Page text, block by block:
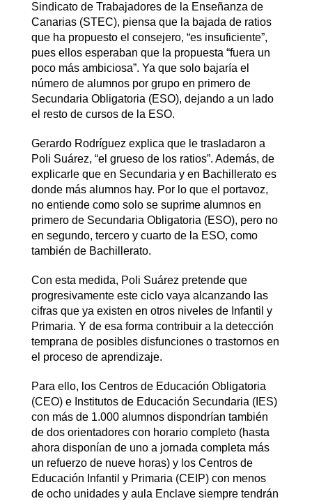
Sindicato de Trabajadores de la Enseñanza de
Canarias (STEC), piensa que la bajada de ratios
que ha propuesto el consejero, “es insuficiente”,
pues ellos esperaban que la propuesta “fuera un
poco más ambiciosa”. Ya que solo bajaría el
número de alumnos por grupo en primero de
Secundaria Obligatoria (ESO), dejando a un lado
el resto de cursos de la ESO.
Gerardo Rodríguez explica que le trasladaron a
Poli Suárez, “el grueso de los ratios”. Además, de
explicarle que en Secundaria y en Bachillerato es
donde más alumnos hay. Por lo que el portavoz,
no entiende como solo se suprime alumnos en
primero de Secundaria Obligatoria (ESO), pero no
en segundo, tercero y cuarto de la ESO, como
también de Bachillerato.
Con esta medida, Poli Suárez pretende que
progresivamente este ciclo vaya alcanzando las
cifras que ya existen en otros niveles de Infantil y
Primaria. Y de esa forma contribuir a la detección
temprana de posibles disfunciones o trastornos en
el proceso de aprendizaje.
Para ello, los Centros de Educación Obligatoria
(CEO) e Institutos de Educación Secundaria (IES)
con más de 1.000 alumnos dispondrían también
de dos orientadores con horario completo (hasta
ahora disponían de uno a jornada completa más
un refuerzo de nueve horas) y los Centros de
Educación Infantil y Primaria (CEIP) con menos
de ocho unidades y aula Enclave siempre tendrán